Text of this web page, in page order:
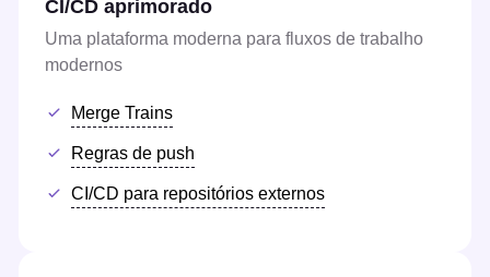
CI/CD aprimorado
Uma plataforma moderna para fluxos de trabalho
modernos
Merge Trains
Regras de push
CI/CD para repositórios externos